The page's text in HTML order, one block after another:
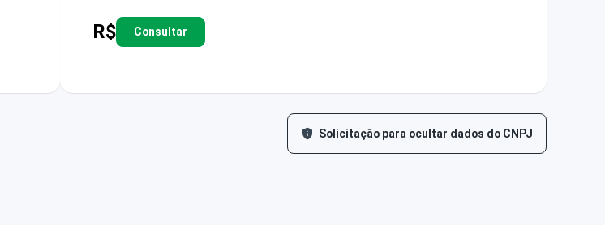
R$ Consultar
Solicitação para ocultar dados do CNPJ